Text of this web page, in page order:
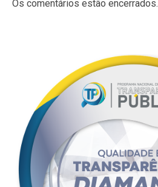
Os comentários estão encerrados.